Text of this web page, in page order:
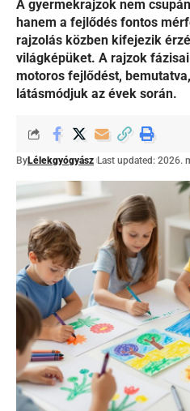
A gyermekrajzok nem
hanem a fejlődés fontos
rajzolás közben kifejezik
világképüket. A rajzok
motoros fejlődést,
látásmódjuk az évek során.
ByLélekgyógyász Last updated: 2026.